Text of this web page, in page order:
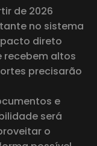
de 2026
no sistema
direto
recebem altos
precisarão
e
será
o